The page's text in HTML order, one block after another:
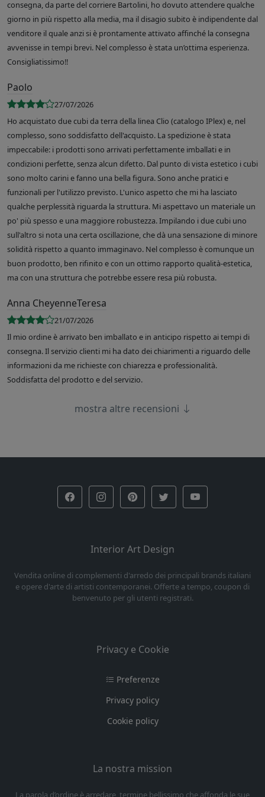
consegna, da parte del corriere Bartolini, ho dovuto attendere qualche
giorno in più rispetto alla media, ma il disagio subito è indipendente dal
venditore il quale anzi si è prontamente attivato affinché la consegna
avvenisse in tempi brevi. Nel complesso è stata un’ottima esperienza.
Consigliatissimo!!
Paolo
27/07/2026
Ho acquistato due cubi da terra della linea Clio (catalogo IPlex) e, nel
complesso, sono soddisfatto dell'acquisto. La spedizione è stata
impeccabile: i prodotti sono arrivati perfettamente imballati e in
condizioni perfette, senza alcun difetto. Dal punto di vista estetico i cubi
sono molto carini e fanno una bella figura. Sono anche pratici e
funzionali per l'utilizzo previsto. L'unico aspetto che mi ha lasciato
qualche perplessità riguarda la struttura. Mi aspettavo un materiale un
po' più spesso e una maggiore robustezza. Impilando i due cubi uno
sull'altro si nota una certa oscillazione, che dà una sensazione di minore
solidità rispetto a quanto immaginavo. Nel complesso è comunque un
buon prodotto, ben rifinito e con un ottimo rapporto qualità-estetica,
ma con una struttura che potrebbe essere resa più robusta.
Anna CheyenneTeresa
21/07/2026
Il mio ordine è arrivato ben imballato e in anticipo rispetto ai tempi di
consegna. Il servizio clienti mi ha dato dei chiarimenti a riguardo delle
informazioni da me richieste con chiarezza e professionalità.
Soddisfatta del prodotto e del servizio.
mostra altre recensioni
Interior Art Design
Vendita online di complementi d'arredo dei principali brands italiani
e opere d'arte di artisti contemporanei. Offerte a tempo, coupon di
benvenuto per gli utenti registrati.
Privacy e Cookie
Preferenze
Privacy policy
Cookie policy
La nostra mission